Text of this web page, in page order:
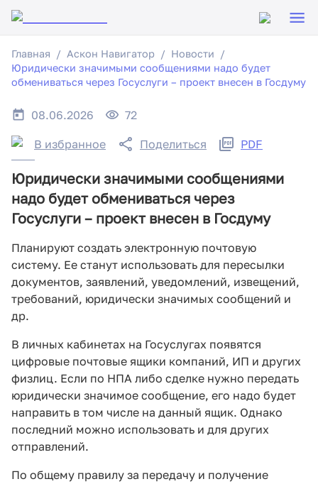
Главная Аскон Навигатор
Новости
Юридически значимыми сообщениями надо будет
обмениваться через Госуслуги – проект внесен в Госдуму
08.06.2026 72
В избранное Поделиться PDF
Юридически значимыми сообщениями
надо будет обмениваться через
Госуслуги – проект внесен в Госдуму
Планируют создать электронную почтовую
систему. Ее станут использовать для пересылки
документов, заявлений, уведомлений, извещений,
требований, юридически значимых сообщений и
др.
В личных кабинетах на Госуслугах появятся
цифровые почтовые ящики компаний, ИП и других
физлиц. Если по НПА либо сделке нужно передать
юридически значимое сообщение, его надо будет
направить в том числе на данный ящик. Однако
последний можно использовать и для других
отправлений.
По общему правилу за передачу и получение